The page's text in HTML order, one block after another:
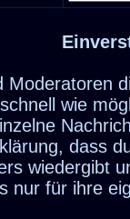
Moderatoren
wie
dass
wiedergibt
nur für ihre